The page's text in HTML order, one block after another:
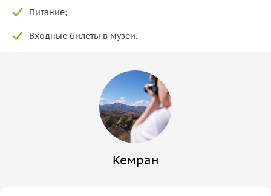
Питание;
Входные билеты в музеи.
Кемран